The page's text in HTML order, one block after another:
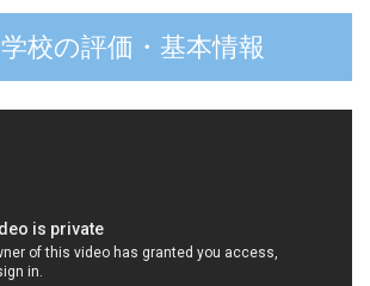
校の評価・基本情報